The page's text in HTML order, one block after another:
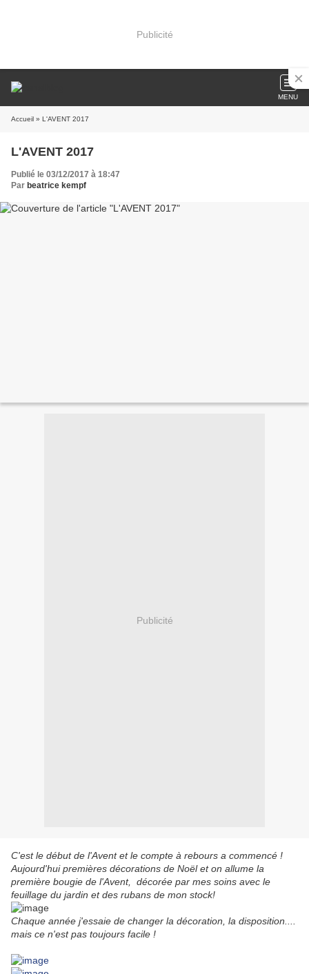
Publicité
MENU
Accueil » L'AVENT 2017
L'AVENT 2017
Publié le 03/12/2017 à 18:47
Par beatrice kempf
Publicité
C'est le début de l'Avent et le compte à rebours a commencé !
Aujourd'hui premières décorations de Noël et on allume la
première bougie de l'Avent,
décorée par mes soins avec le
feuillage du jardin et des rubans de mon stock!
Chaque année j'essaie de changer la décoration, la disposition....
mais ce n'est pas toujours facile !